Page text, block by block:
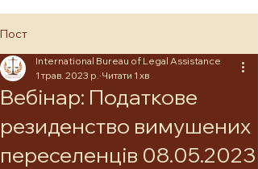
Пост
Вебінар: Податкове
резиденство вимушених
переселенців 08.05.2023
International Bureau of Legal Assistance
1 трав. 2023 р. Читати 1 хв